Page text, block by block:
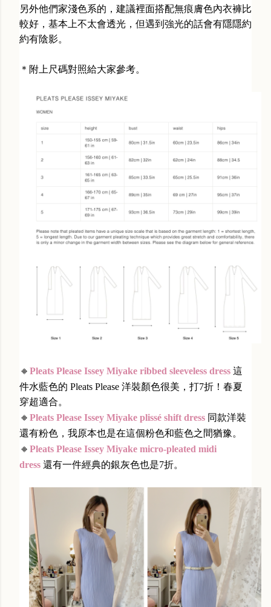
另外他們家淺色系的，建議裡面搭配無痕膚色內衣褲比
較好，基本上不太會透光，但遇到強光的話會有隱隱約
約有陰影。
＊附上尺碼對照給大家參考。
🔸 Pleats Please Issey Miyake ribbed sleeveless dress 這
件水藍色的 Pleats Please 洋裝顏色很美，打7折！春夏
穿超適合。
🔸 Pleats Please Issey Miyake plissé shift dress 同款洋裝
還有粉色，我原本也是在這個粉色和藍色之間猶豫。
🔸 Pleats Please Issey Miyake micro-pleated midi
dress 還有一件經典的銀灰色也是7折。